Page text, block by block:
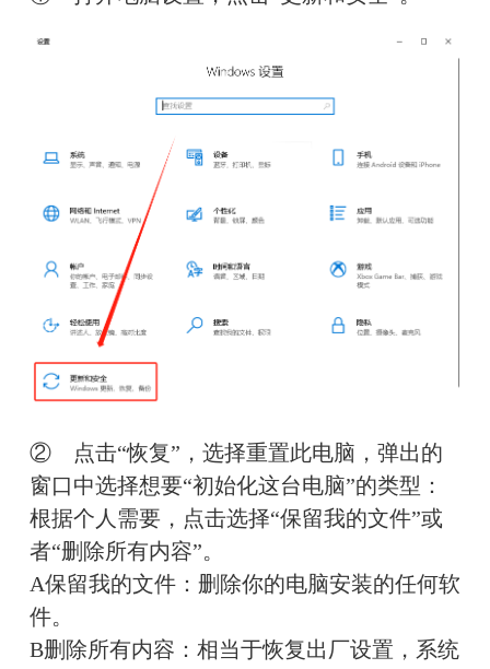
②　点击“恢复”，选择重置此电脑，弹出的
窗口中选择想要“初始化这台电脑”的类型：
根据个人需要，点击选择“保留我的文件”或
者“删除所有内容”。
A保留我的文件：删除你的电脑安装的任何软
件。
B删除所有内容：相当于恢复出厂设置，系统